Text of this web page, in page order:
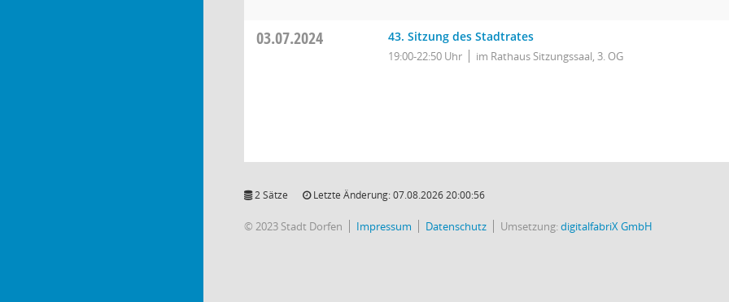
03.07.2024 43. Sitzung des Stadtrates
19:00-22:50 Uhr im Rathaus Sitzungssaal, 3. OG
2 Sätze Letzte Änderung: 07.08.2026 20:00:56
© 2023 Stadt Dorfen Impressum Datenschutz Umsetzung:digitalfabriX GmbH